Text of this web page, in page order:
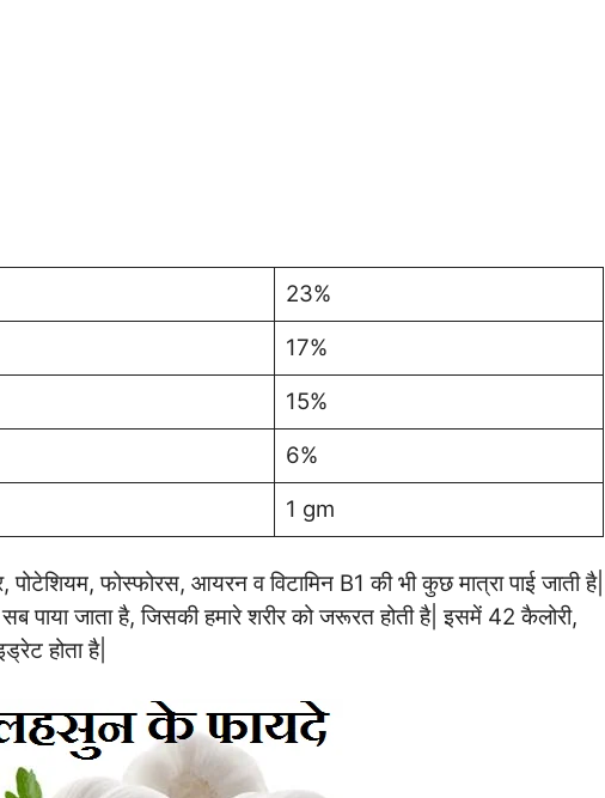
23%
17%
15%
6%
1 gm
फोस्फोरस, आयरन व विटामिन B1 की भी कुछ मात्रा पाई जाती है|
पाया जाता है, जिसकी हमारे शरीर को जरूरत होती है| इसमें 42 कैलोरी,
होता है|